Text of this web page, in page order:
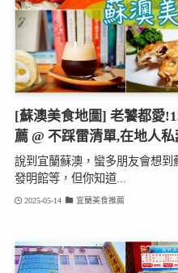
[蘇澳美食地圖] 老饕都愛
薦 @ 不踩雷清單,在地人
說到宜蘭蘇澳，蠻多朋友會想
發明館等，但你知道...
2025-05-14 宜蘭美食推薦